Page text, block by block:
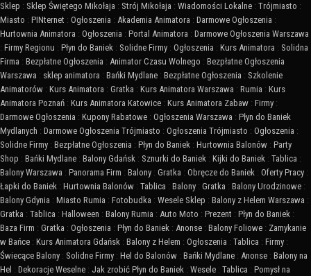
Sklep : Sklep Świętego Mikołaja : Strój Mikołaja : Wiadomości Lokalne : Trójmiasto :
Miasto : PINternet : Ogłoszenia : Akademia Animatora : Darmowe Ogłoszenia :
Hurtownia Animatora : Ogłoszenia : Portal Animatora : Darmowe Ogłoszenia Warszawa
: Firmy Regionu : Płyn do Baniek : Solidne Firmy : Ogłoszenia : Kurs Animatora : Solidna
Firma : Bezpłatne Ogłoszenia : Animator Czasu Wolnego : Bezpłatne Ogłoszenia
Warszawa : sklep animatora : Bańki Mydlane : Bezpłatne Ogłoszenia : Szkolenie
Animatorów : Kurs Animatora : Gratka : Kurs Animatora Warszawa : Rumia : Kurs
Animatora Poznań : Kurs Animatora Katowice : Kurs Animatora Zabaw : Firmy :
Darmowe Ogłoszenia : Kupony Rabatowe : Ogłoszenia Warszawa : Płyn do Baniek
Mydlanych : Darmowe Ogłoszenia Trójmiasto : Ogłoszenia Trójmiasto : Ogłoszenia :
Solidne Firmy : Bezpłatne Ogłoszenia : Płyn do Baniek : Hurtownia Balonów : Party
Shop : Bańki Mydlane : Balony Gdańsk : Sznurki do Baniek : Kijki do Baniek : Tablica :
Balony Warszawa : Panorama Firm : Balony : Gratka : Obręcze do Baniek : Oferty Pracy :
Łapki do Baniek : Hurtownia Balonów : Tablica : Balony : Gratka : Balony Urodzinowe :
Balony Gdynia : Miasto Rumia : Fotobudka : Wesele Sklep : Balony z Helem Warszawa :
Gratka : Tablica : Halloween : Balony Rumia : Auto Moto : Prezent : Płyn do Baniek :
Baza Firm : Gratka : Ogłoszenia : Płyn do Baniek : Anonse : Balony Foliowe : Zamykanie
w Bańce : Kurs Animatora Gdańsk : Balony z Helem : Ogłoszenia : Tablica : Firmy :
Świecące Balony : Solidne Firmy : Hel do Balonów : Bańki Mydlane : Anonse : Balony na
Hel : Dekoracje Weselne : Jak zrobić Płyn do Baniek : Wesele : Tablica : Pomysł na